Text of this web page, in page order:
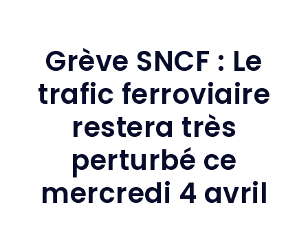
Grève SNCF : Le
trafic ferroviaire
restera très
perturbé ce
mercredi 4 avril